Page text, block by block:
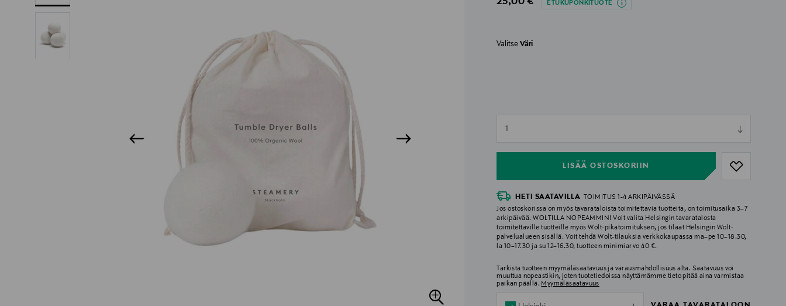
ETUKUPONKITUOTE
ValitseVäri
1
LISÄÄ OSTOSKORIIN
HETI SAATAVILLA
TOIMITUS 1-4 ARKIPÄIVÄSSÄ
Jos ostoskorissa on myös tavarataloista toimitettavia tuotteita, on toimitusaika 3–7
arkipäivää. WOLTILLA NOPEAMMIN! Voit valita Helsingin tavaratalosta
toimitettaville tuotteille myös Wolt-pikatoimituksen, jos tilaat Helsingin Wolt-
palvelualueen sisällä. Voit tehdä Wolt-tilauksia verkkokaupassa ma–pe 10–18.30,
la 10–17.30 ja su 12–16.30, tuotteen minimiarvo 40 €.
Tarkista tuotteen myymäläsaatavuus ja varausmahdollisuus alta. Saatavuus voi
muuttua nopeastikin, joten tuotetiedoissa näyttämämme tieto pitää aina varmistaa
paikan päällä. Myymäläsaatavuus